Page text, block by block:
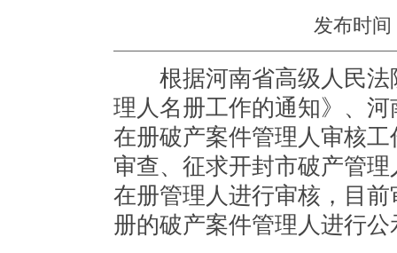
发布时间
根据河南省高级人民法
理人名册工作的通知》、
在册破产案件管理人审核
审查、征求开封市破产管
在册管理人进行审核，目
册的破产案件管理人进行公